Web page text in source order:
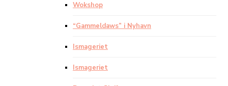
Wokshop
“Gammeldaws” i Nyhavn
Ismageriet
Ismageriet